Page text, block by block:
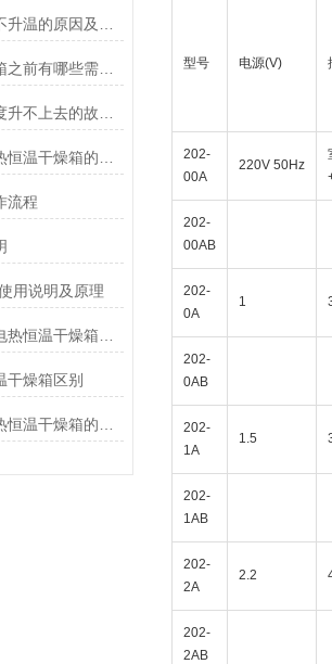
在使用电热恒温干燥箱之前有哪些需要准备的
流程
用说明及原理
干燥箱区别
型号 电源(V)
202-
00A
220V 50Hz
202-
00AB
202-
0A
1
202-
0AB
202-
1A
1.5
202-
1AB
202-
2A
2.2
202-
2AB